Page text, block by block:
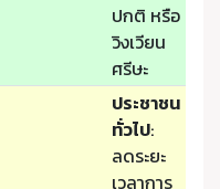
ปกติ หรือ
วิงเวียน
ศรีษะ
ประชาชน
ทั่วไป:
ลดระยะ
เวลาการ